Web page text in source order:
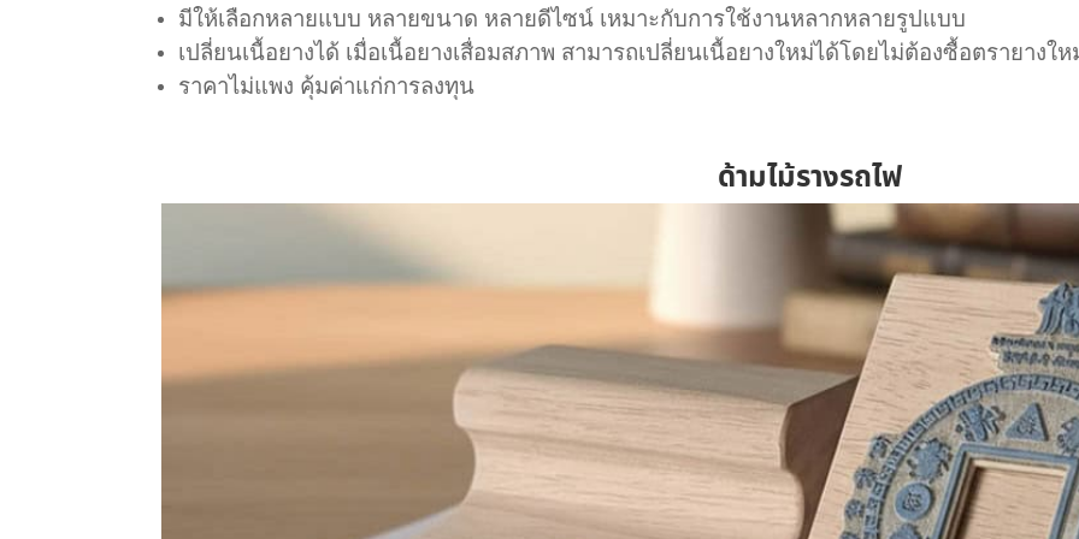
มีให้เลือกหลายแบบ หลายขนาด หลายดีไซน์ เหมาะกับการใช้งานหลากหลายรูปแบบ
เปลี่ยนเนื้อยางได้ เมื่อเนื้อยางเสื่อมสภาพ สามารถเปลี่ยนเนื้อยางใหม่ได้โดยไม่ต้องซื้อตรายางใ
ราคาไม่แพง คุ้มค่าแก่การลงทุน
ด้ามไม้รางรถไฟ